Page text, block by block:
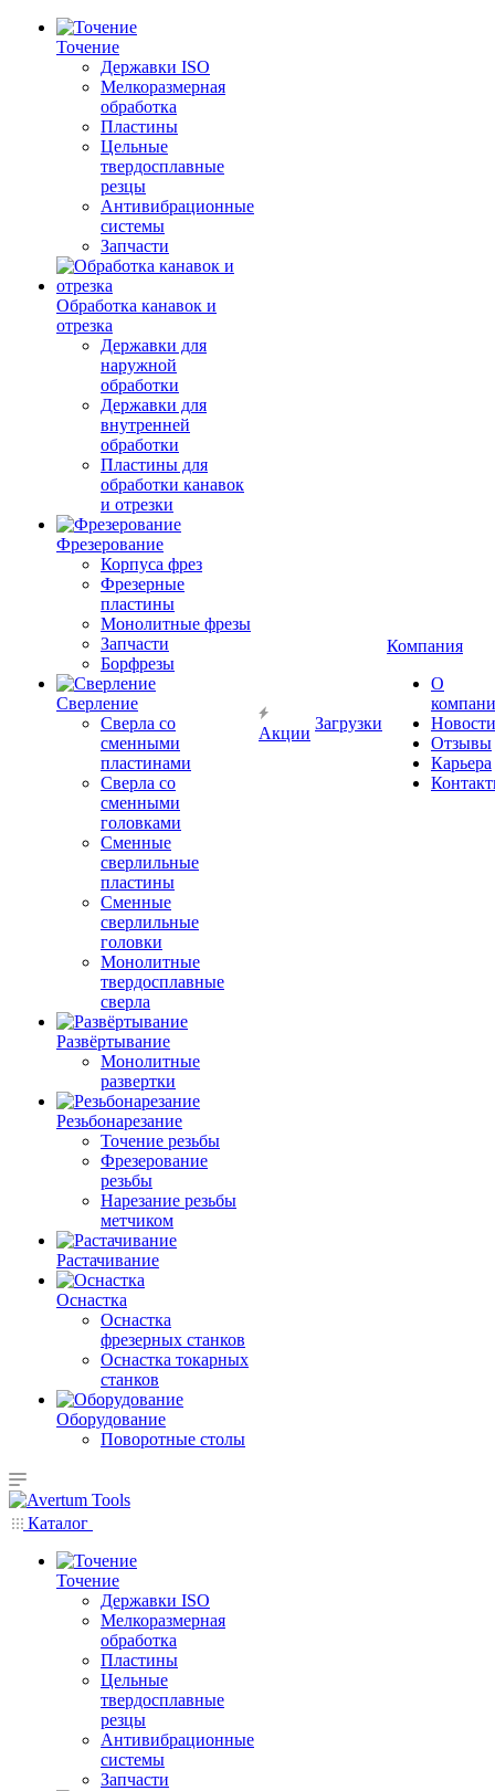
Точение
Державки ISO
Мелкоразмерная
обработка
Пластины
Цельные
твердосплавные
резцы
Антивибрационные
системы
Запчасти
Обработка канавок и
отрезка
Державки для
наружной
обработки
Державки для
внутренней
обработки
Пластины для
обработки канавок
и отрезки
Фрезерование
Корпуса фрез
Фрезерные
пластины
Монолитные фрезы
Запчасти
Борфрезы
Сверление
Сверла со
сменными
пластинами
Сверла со
сменными
головками
Сменные
сверлильные
пластины
Сменные
сверлильные
головки
Монолитные
твердосплавные
сверла
Развёртывание
Монолитные
развертки
Резьбонарезание
Точение резьбы
Фрезерование
резьбы
Нарезание резьбы
метчиком
Растачивание
Оснастка
Оснастка
фрезерных станков
Оснастка токарных
станков
Оборудование
Поворотные столы
Акции
Загрузки
Компания
О
Новости
Отзывы
Карьера
Каталог
Точение
Державки ISO
Мелкоразмерная
обработка
Пластины
Цельные
твердосплавные
резцы
Антивибрационные
системы
Запчасти